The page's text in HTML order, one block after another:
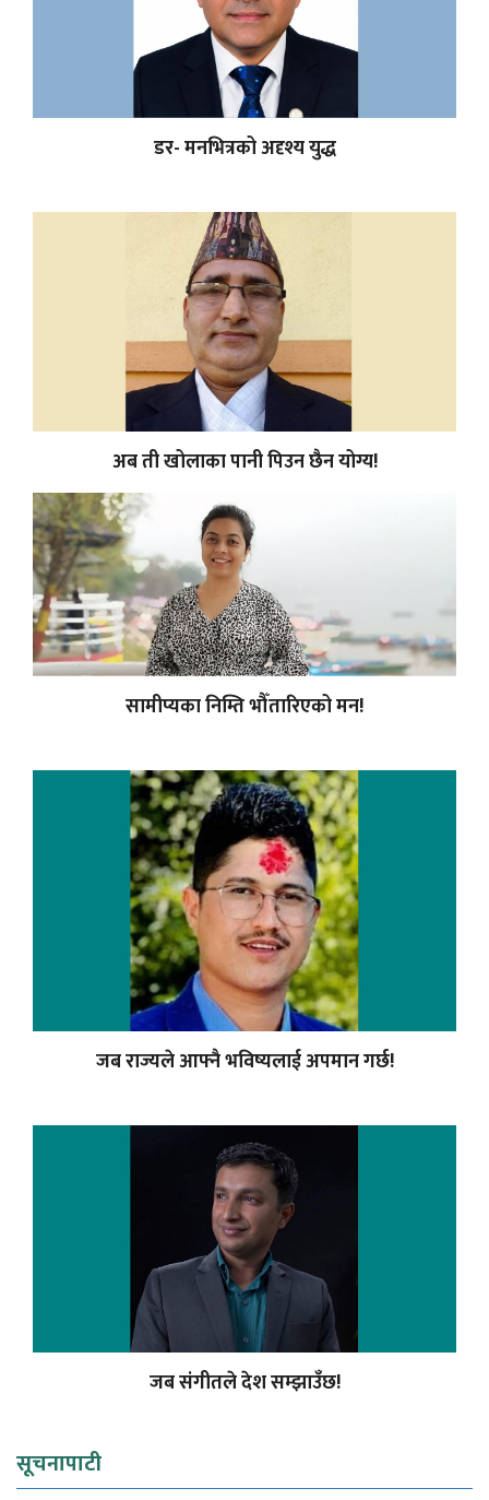
डर- मनभित्रको अदृश्य युद्ध
अब ती खोलाका पानी पिउन छैन योग्य!
सामीप्यका निम्ति भौँतारिएको मन!
जब राज्यले आफ्नै भविष्यलाई अपमान गर्छ!
जब संगीतले देश सम्झाउँछ!
सूचनापाटी